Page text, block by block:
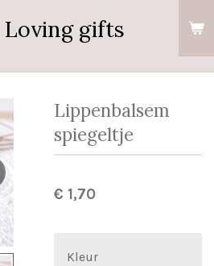
Loving gifts
Lippenbalsem
spiegeltje
€ 1,70
Kleur